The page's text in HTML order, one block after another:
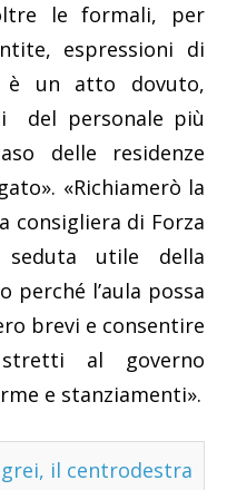
le formali, per
espressioni di
è un atto dovuto,
del personale più
delle residenze
«Richiamerò la
consigliera di Forza
utile della
perché l’aula possa
brevi e consentire
al governo
e stanziamenti».
il centrodestra